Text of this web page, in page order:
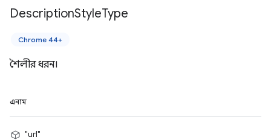
DescriptionStyleType
Chrome 44+
শৈলীর ধরন।
এনাম
"url"